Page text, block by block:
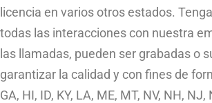
licencia en varios otros estados.
todas las interacciones con nuestra
las llamadas, pueden ser grabadas o
garantizar la calidad y con fines de
GA, HI, ID, KY, LA, ME, MT, NV, NH, NJ,